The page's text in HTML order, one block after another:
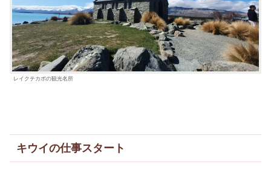
レイクテカポの観光名所
キウイの仕事スタート